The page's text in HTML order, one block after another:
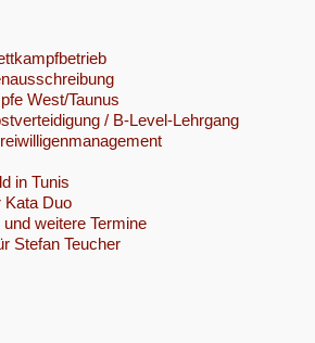
West/Taunus
/ B-Level-Lehrgang
in Tunis
Kata Duo
weitere Termine
Stefan Teucher